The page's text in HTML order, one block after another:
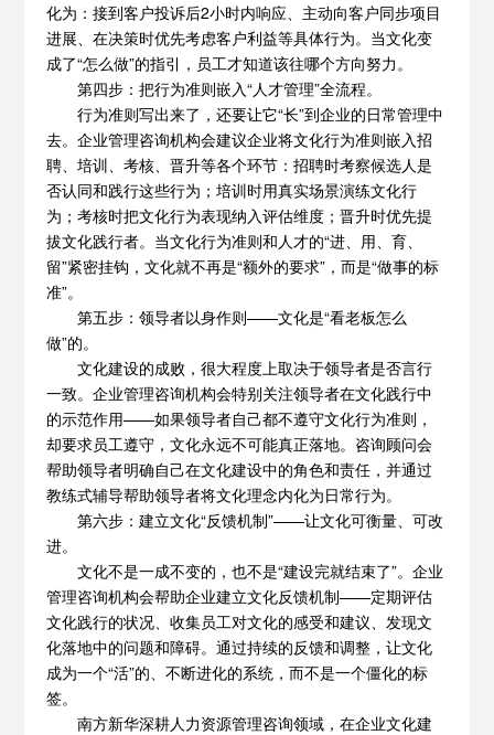
化为：接到客户投诉后2小时内响应、主动向客户同步项目
进展、在决策时优先考虑客户利益等具体行为。当文化变
成了“怎么做”的指引，员工才知道该往哪个方向努力。
第四步：把行为准则嵌入“人才管理”全流程。
行为准则写出来了，还要让它“长”到企业的日常管理中
去。企业管理咨询机构会建议企业将文化行为准则嵌入招
聘、培训、考核、晋升等各个环节：招聘时考察候选人是
否认同和践行这些行为；培训时用真实场景演练文化行
为；考核时把文化行为表现纳入评估维度；晋升时优先提
拔文化践行者。当文化行为准则和人才的“进、用、育、
留”紧密挂钩，文化就不再是“额外的要求”，而是“做事的标
准”。
第五步：领导者以身作则——文化是“看老板怎么
做”的。
文化建设的成败，很大程度上取决于领导者是否言行
一致。企业管理咨询机构会特别关注领导者在文化践行中
的示范作用——如果领导者自己都不遵守文化行为准则，
却要求员工遵守，文化永远不可能真正落地。咨询顾问会
帮助领导者明确自己在文化建设中的角色和责任，并通过
教练式辅导帮助领导者将文化理念内化为日常行为。
第六步：建立文化“反馈机制”——让文化可衡量、可改
进。
文化不是一成不变的，也不是“建设完就结束了”。企业
管理咨询机构会帮助企业建立文化反馈机制——定期评估
文化践行的状况、收集员工对文化的感受和建议、发现文
化落地中的问题和障碍。通过持续的反馈和调整，让文化
成为一个“活”的、不断进化的系统，而不是一个僵化的标
签。
南方新华深耕人力资源管理咨询领域，在企业文化建